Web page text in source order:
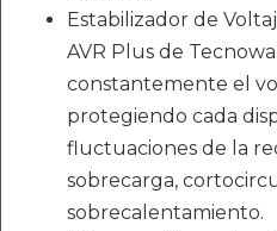
Estabilizador de
AVR Plus de
constantemente el
protegiendo cada
fluctuaciones de la
sobrecarga,
sobrecalentamiento.